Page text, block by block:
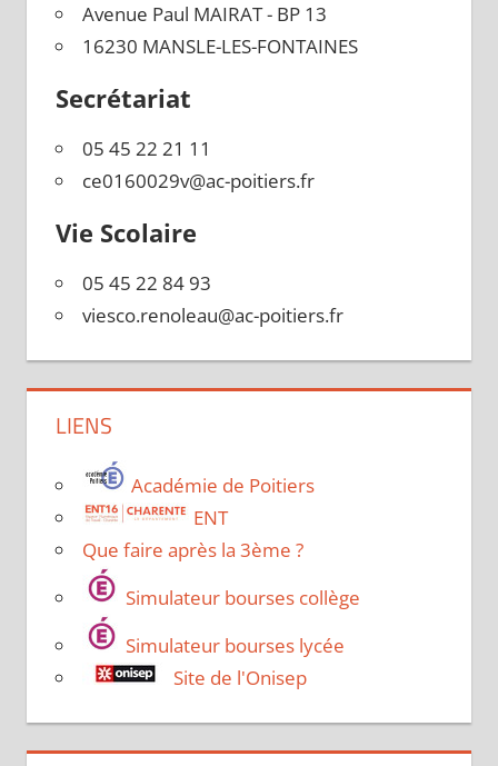
Avenue Paul MAIRAT - BP 13
16230 MANSLE-LES-FONTAINES
Secrétariat
05 45 22 21 11
ce0160029v@ac-poitiers.fr
Vie Scolaire
05 45 22 84 93
viesco.renoleau@ac-poitiers.fr
LIENS
Académie de Poitiers
ENT
Que faire après la 3ème ?
Simulateur bourses collège
Simulateur bourses lycée
Site de l'Onisep